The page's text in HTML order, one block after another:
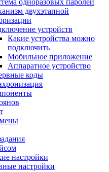
одноразовых паролей
двухэтапной
устройств
Какие устройства можно
подключить
Мобильное приложение
Аппаратное устройство
коды
настройки
настройки